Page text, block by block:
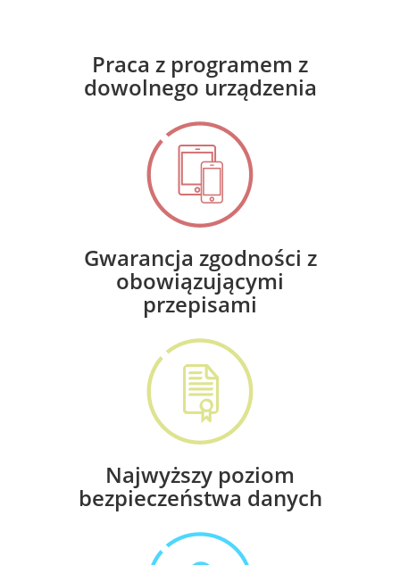
Praca z programem z
dowolnego urządzenia
Gwarancja zgodności z
obowiązującymi
przepisami
Najwyższy poziom
bezpieczeństwa danych